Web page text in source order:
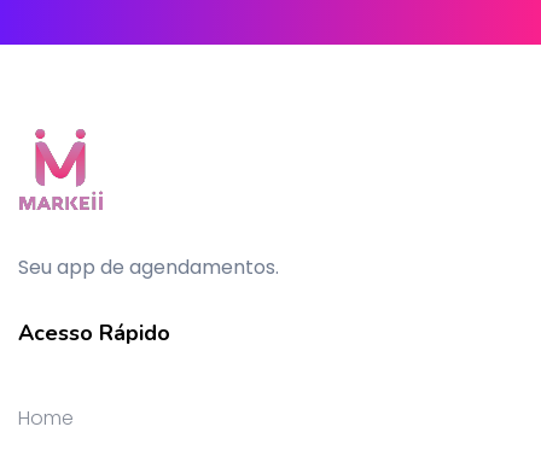
Seu app de agendamentos.
Acesso Rápido
Home